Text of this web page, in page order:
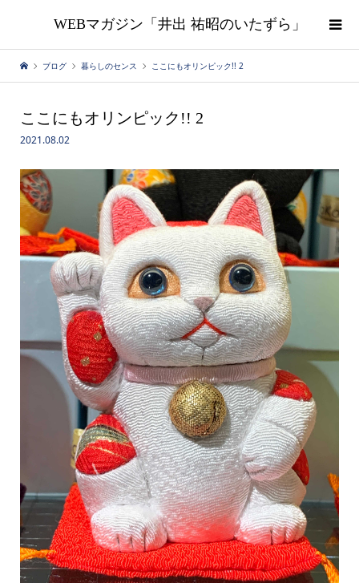
WEBマガジン「井出 祐昭のいたずら」
ブログ 暮らしのセンス ここにもオリンピック!! 2
ここにもオリンピック!! 2
2021.08.02